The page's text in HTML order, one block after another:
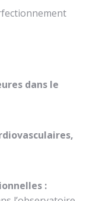
dans le
: